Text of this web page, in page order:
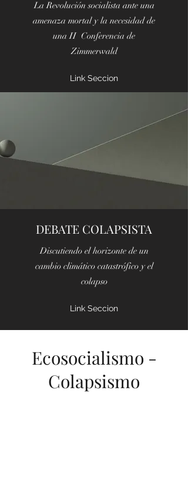
La Revolución socialista ante una
amenaza mortal y la necesidad de
una II Conferencia de
Zimmerwald
Link Seccion
DEBATE COLAPSISTA
Discutiendo el horizonte de un
cambio climático catastrófico y el
colapso
Link Seccion
Ecosocialismo -
Colapsismo